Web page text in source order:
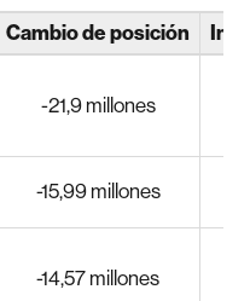
Cambio de posición
-21,9 millones
-15,99 millones
-14,57 millones